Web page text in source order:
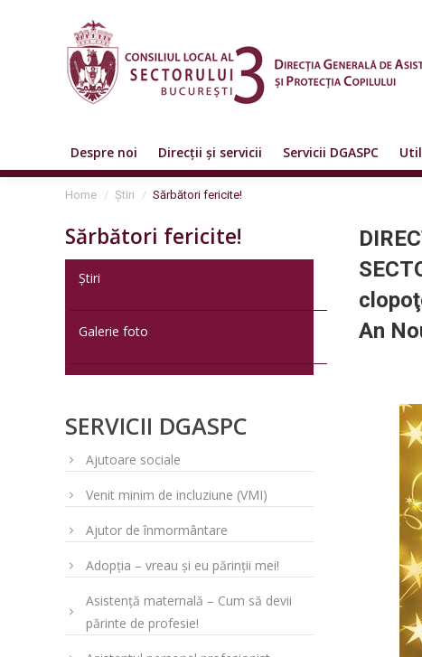
Despre noi Direcții și servicii Servicii DGASPC
You are here:
Home Știri Sărbători fericite!
An
Sărbători fericite!
Știri
Galerie foto
SERVICII DGASPC
Ajutoare sociale
Venit minim de incluziune (VMI)
Ajutor de înmormântare
Adopția – vreau și eu părinții mei!
Asistență maternală – Cum să devii
părinte de profesie!